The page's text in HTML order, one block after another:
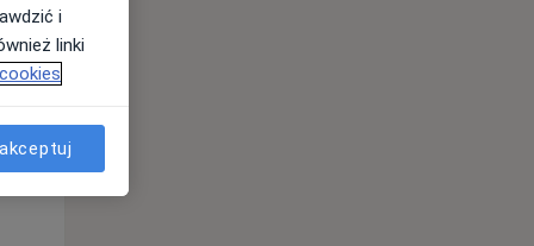
Wt,
11 Sie
i
linki